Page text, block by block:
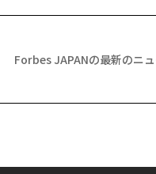
Forbes JAPANの最新のニ